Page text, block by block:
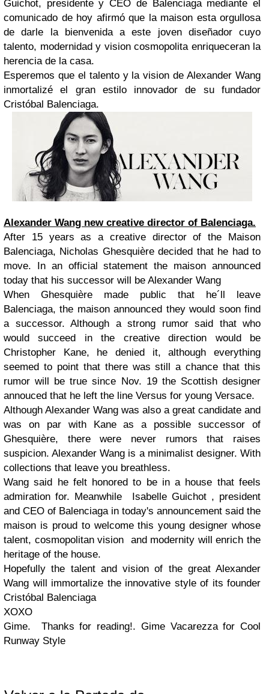
Guichot, presidente y CEO de Balenciaga mediante el
comunicado de hoy afirmó que la maison esta orgullosa
de darle la bienvenida a este joven diseñador cuyo
talento, modernidad y vision cosmopolita enriqueceran la
herencia de la casa.
Esperemos que el talento y la vision de Alexander Wang
inmortalizé el gran estilo innovador de su fundador
Cristóbal Balenciaga.
Alexander Wang new creative director of Balenciaga.
After 15 years as a creative director of the
Maison
Balenciaga, Nicholas Ghesquière decided that he had to
move.
In an official statement the maison announced
today that his successor will be Alexander Wang
When Ghesquière made public that he´ll leave
Balenciaga, the maison announced they would soon find
a successor. Although a strong rumor said that who
would succeed
in the creative direction would be
Christopher
Kane, hedenied it,although everything
seemed to point that there was still a chance that this
rumor will betrue since Nov. 19 the Scottish designer
annouced that he left the line Versus for young Versace.
Although Alexander Wang was also a great candidate and
was
on par with Kane as a possible successor of
Ghesquière, there were never rumors
that raises
suspicion.Alexander Wang is a minimalist designer.With
collections that leave you breathless.
Wang said he felt honored to be in a house that feels
admiration for. Meanwhile Isabelle Guichot, president
and CEO of Balenciagain today's announcement said the
maison is proud to welcome this young designer whose
talent, cosmopolitanvision and modernity will enrich the
heritage of the house.
Hopefully the talent and vision of the great Alexander
Wang will immortalize the innovative style of its founder
Cristóbal Balenciaga
XOXO
Gime.
Thanks for reading!. Gime Vacarezza for Cool
Runway Style